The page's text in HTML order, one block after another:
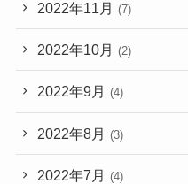
2022年11月 (7)
2022年10月 (2)
2022年9月 (4)
2022年8月 (3)
2022年7月 (4)